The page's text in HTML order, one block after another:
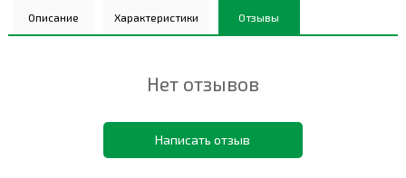
Описание Характеристики Отзывы
Нет отзывов
Написать отзыв